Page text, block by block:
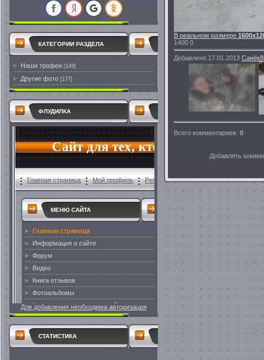
КАТЕГОРИИ РАЗДЕЛА
Наши трофеи [149]
Другие фото [177]
ФЛУДИЛКА
Для добавления необходима авторизация
СТАТИСТИКА
В реальном размере
1400 0
Добавлено 17.01.2013
Всего комментариев: 0
Добавлять